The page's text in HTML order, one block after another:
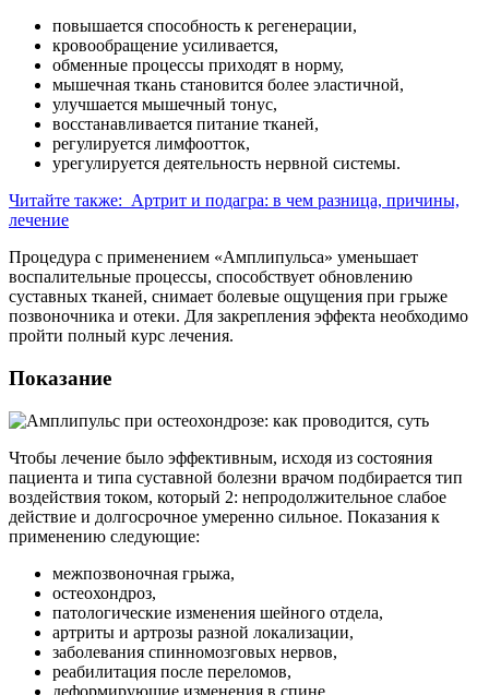
повышается способность к регенерации,
кровообращение усиливается,
обменные процессы приходят в норму,
мышечная ткань становится более эластичной,
улучшается мышечный тонус,
восстанавливается питание тканей,
регулируется лимфоотток,
урегулируется деятельность нервной системы.
Читайте также: Артрит и подагра: в чем разница, причины,
лечение
Процедура с применением «Амплипульса» уменьшает
воспалительные процессы, способствует обновлению
суставных тканей, снимает болевые ощущения при грыже
позвоночника и отеки. Для закрепления эффекта необходимо
пройти полный курс лечения.
Показание
Чтобы лечение было эффективным, исходя из состояния
пациента и типа суставной болезни врачом подбирается тип
воздействия током, который 2: непродолжительное слабое
действие и долгосрочное умеренно сильное. Показания к
применению следующие:
межпозвоночная грыжа,
остеохондроз,
патологические изменения шейного отдела,
артриты и артрозы разной локализации,
заболевания спинномозговых нервов,
реабилитация после переломов,
деформирующие изменения в спине,